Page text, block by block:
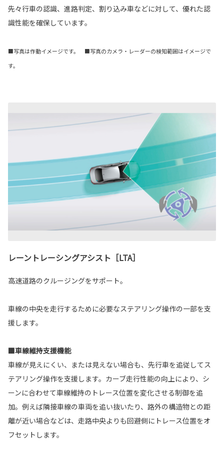
先々行車の認識、進路判定、割り込み車などに対して、優れた認
識性能を確保しています。
■写真は作動イメージです。 ■写真のカメラ・レーダーの検知範囲はイメージで
す。
レーントレーシングアシスト［LTA］
高速道路のクルージングをサポート。
車線の中央を走行するために必要なステアリング操作の一部を支
援します。
■車線維持支援機能
車線が見えにくい、または見えない場合も、先行車を追従してス
テアリング操作を支援します。カーブ走行性能の向上により、シ
ーンに合わせて車線維持のトレース位置を変化させる制御を追
加。例えば隣接車線の車両を追い抜いたり、路外の構造物との距
離が近い場合などは、走路中央よりも回避側にトレース位置をオ
フセットします。